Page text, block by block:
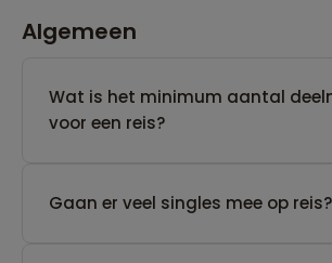
Algemeen
Wat is het minimum aantal
voor een reis?
Gaan er veel singles mee op reis?